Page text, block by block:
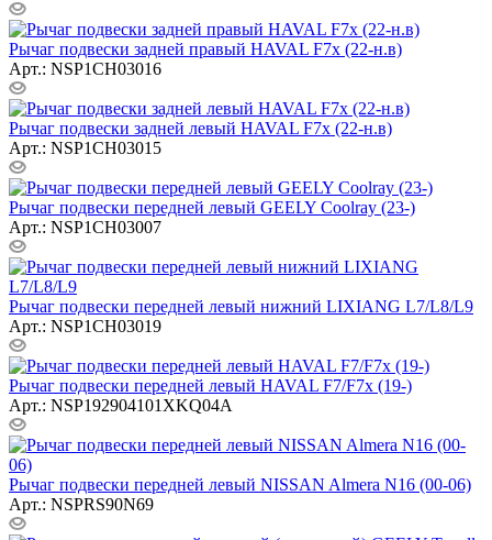
Рычаг подвески задней правый HAVAL F7x (22-н.в)
Арт.: NSP1CH03016
Рычаг подвески задней левый HAVAL F7x (22-н.в)
Арт.: NSP1CH03015
Рычаг подвески передней левый GEELY Coolray (23-)
Арт.: NSP1CH03007
Рычаг подвески передней левый нижний LIXIANG L7/L8/L9
Арт.: NSP1CH03019
Рычаг подвески передней левый HAVAL F7/F7x (19-)
Арт.: NSP192904101XKQ04A
Рычаг подвески передней левый NISSAN Almera N16 (00-06)
Арт.: NSPRS90N69